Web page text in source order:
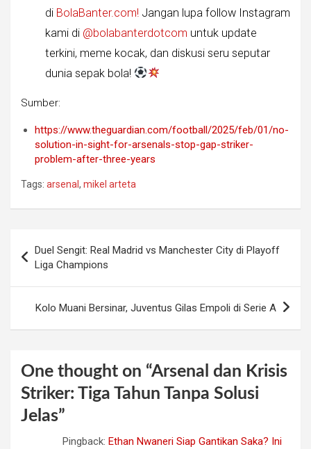
di BolaBanter.com! Jangan lupa follow Instagram
kami di @bolabanterdotcom untuk update
terkini, meme kocak, dan diskusi seru seputar
dunia sepak bola!
Sumber:
https://www.theguardian.com/football/2025/feb/01/no-
solution-in-sight-for-arsenals-stop-gap-striker-
problem-after-three-years
Tags: arsenal , mikel arteta
navigation
Duel Sengit: Real Madrid vs Manchester City di Playoff
Liga Champions
Kolo Muani Bersinar, Juventus Gilas Empoli di Serie A
One thought on “Arsenal dan Krisis
Striker: Tiga Tahun Tanpa Solusi
Jelas”
Pingback: Ethan Nwaneri Siap Gantikan Saka? Ini